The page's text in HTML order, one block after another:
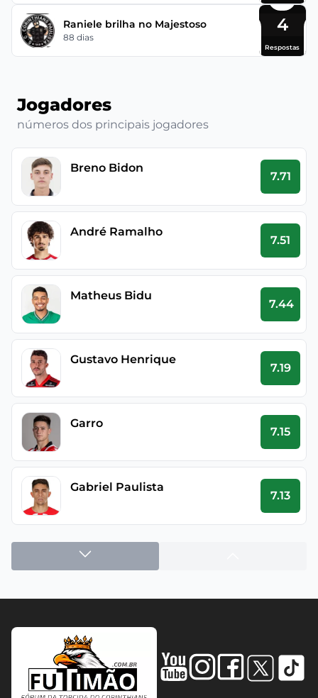
Raniele brilha no Majestoso
88 dias
4
Respostas
Jogadores
números dos principais jogadores
Breno Bidon
7.71
André Ramalho
7.51
Matheus Bidu
7.44
Gustavo Henrique
7.19
Garro
7.15
Gabriel Paulista
7.13
Andre
M. Depay